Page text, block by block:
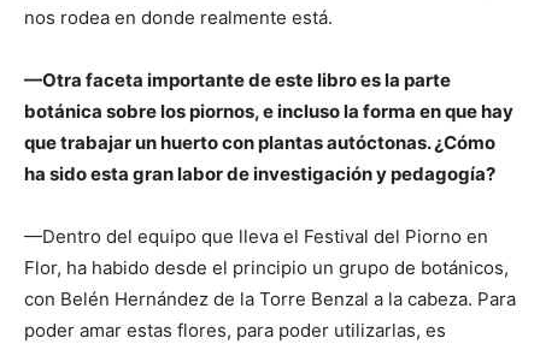
nos rodea en donde realmente está.
—Otra faceta importante de este libro es la parte
botánica sobre los piornos, e incluso la forma en que hay
que trabajar un huerto con plantas autóctonas. ¿Cómo
ha sido esta gran labor de investigación y pedagogía?
—Dentro del equipo que lleva el Festival del Piorno en
Flor, ha habido desde el principio un grupo de botánicos,
con Belén Hernández de la Torre Benzal a la cabeza. Para
poder amar estas flores, para poder utilizarlas, es